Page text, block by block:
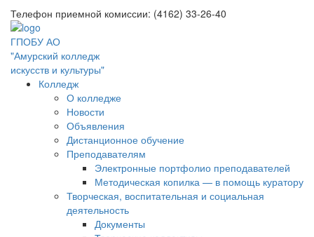
Телефон приемной комиссии: (4162) 33-26-40
ГПОБУ АО
"Амурский колледж
искусств и культуры"
Колледж
О колледже
Новости
Объявления
Дистанционное обучение
Преподавателям
Электронные портфолио преподавателей
Методическая копилка — в помощь куратору
Творческая, воспитательная и социальная
деятельность
Документы